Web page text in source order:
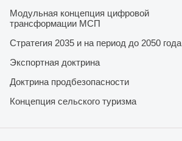
Модульная концепция цифровой
трансформации МСП
Стратегия 2035 и на период до 2050 года
Экспортная доктрина
Доктрина продбезопасности
Концепция сельского туризма